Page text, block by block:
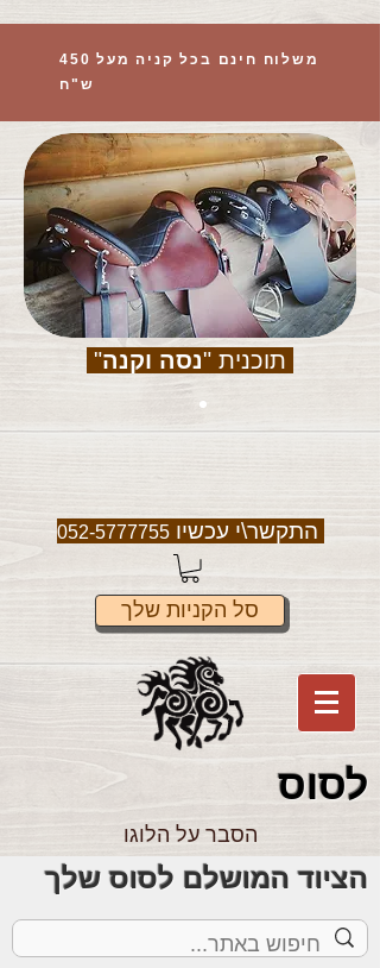
משלוח חינם בכל קניה מעל 450
ש"ח
תוכנית "נסה וקנה"
התקשר\י עכשיו052-5777755
סל הקניות שלך
לסוס
הסבר על הלוגו
הציוד המושלם לסוס שלך